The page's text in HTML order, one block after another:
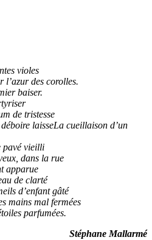
violes
l’azur des corolles.
baiser.
de tristesse
laisseLa cueillaison d’un
pavé vieilli
dans la rue
apparue
de clarté
d’enfant gâté
mains mal fermées
parfumées.
Stéphane Mallarmé